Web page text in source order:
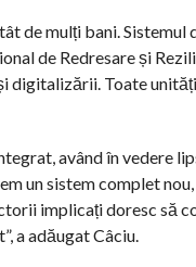
de mulți bani.
de Redresare și
Toate
având în vedere
un sistem complet
implicați doresc să
a adăugat Câciu.